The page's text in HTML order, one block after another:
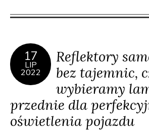
17
LIP
2022
Reflektory
bez tajemnic,
wybieramy
przednie dla
oświetlenia pojazdu